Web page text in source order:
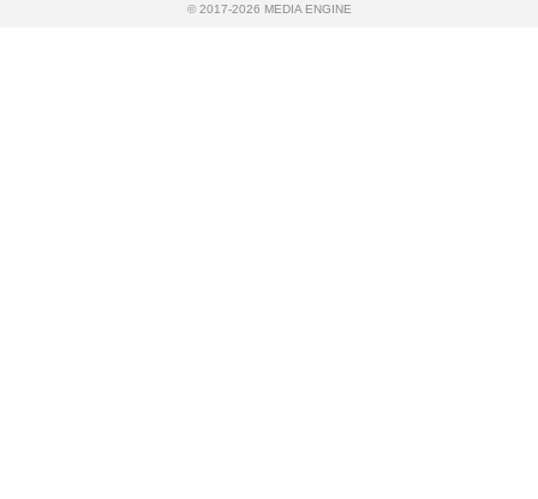
© 2017-2026 MEDIA ENGINE